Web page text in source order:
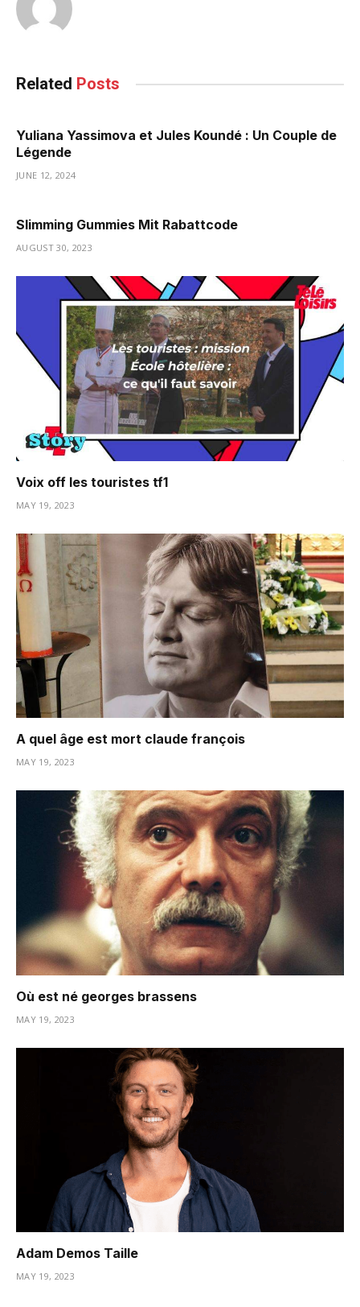
Related Posts
Yuliana Yassimova et Jules Koundé : Un Couple de
Légende
JUNE 12, 2024
Slimming Gummies Mit Rabattcode
AUGUST 30, 2023
Voix off les touristes tf1
MAY 19, 2023
A quel âge est mort claude françois
MAY 19, 2023
Où est né georges brassens
MAY 19, 2023
Adam Demos Taille
MAY 19, 2023